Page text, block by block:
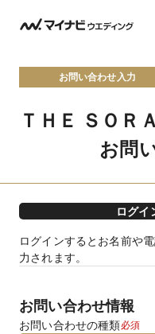
お問い合わせ入力
ＴＨＥ ＳＯＲ
お問
ログイ
ログインするとお名前や
力されます。
お問い合わせ情報
お問い合わせの種類必須